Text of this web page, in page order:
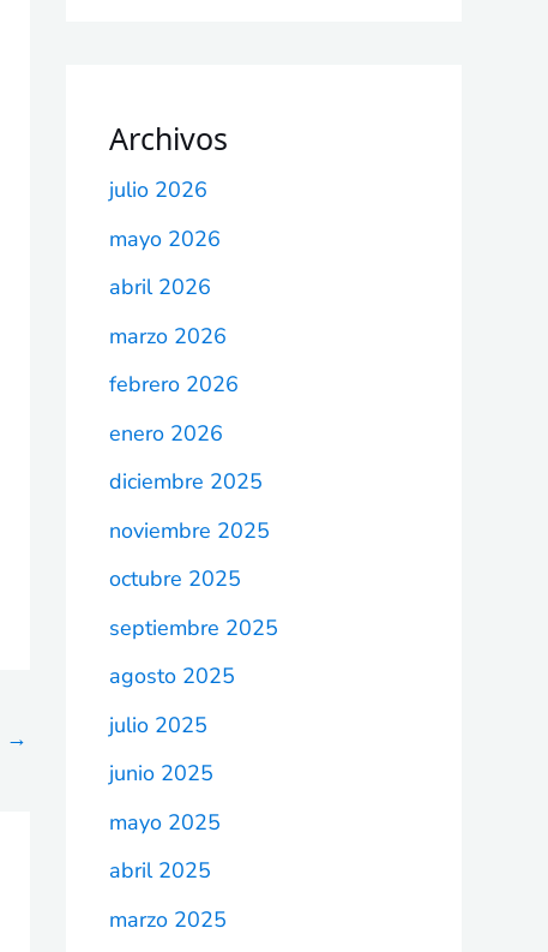
→
Archivos
julio 2026
mayo 2026
abril 2026
marzo 2026
febrero 2026
enero 2026
diciembre 2025
noviembre 2025
octubre 2025
septiembre 2025
agosto 2025
julio 2025
junio 2025
mayo 2025
abril 2025
marzo 2025